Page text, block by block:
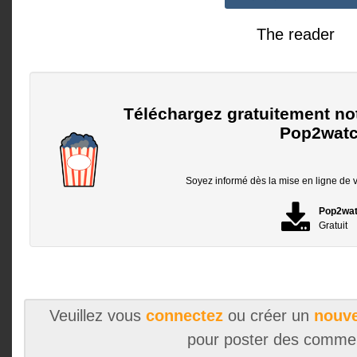
The reader
Téléchargez gratuitement
Soyez informé dès la mise en ligne de
Gratuit
Veuillez vous connectezou créer un
pour poster des